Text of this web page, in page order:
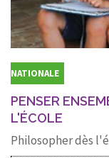
NATIONALE
PENSER
L'ÉCOLE
Philosopher dès